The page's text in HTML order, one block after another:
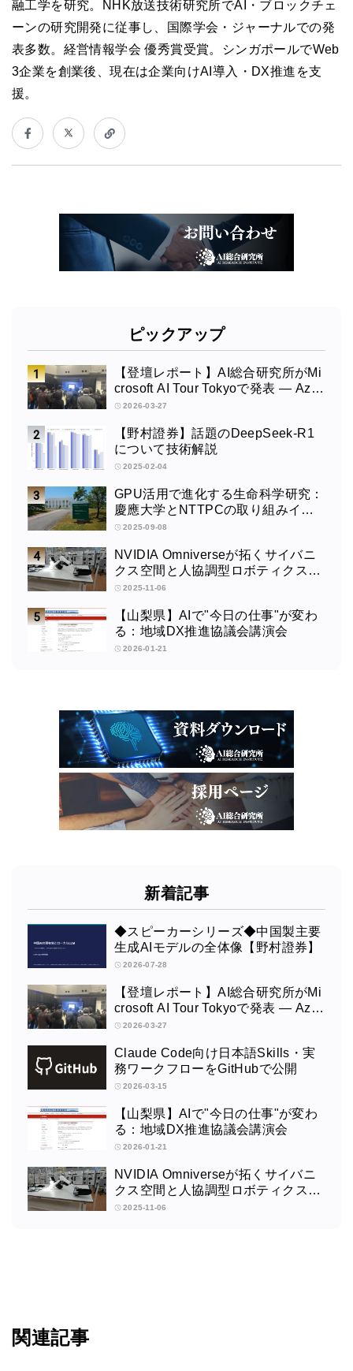
融工学を研究。NHK放送技術研究所でAI・ブロックチェ
ーンの研究開発に従事し、国際学会・ジャーナルでの発
表多数。経営情報学会 優秀賞受賞。シンガポールでWeb
3企業を創業後、現在は企業向けAI導入・DX推進を支
援。
ピックアップ
【登壇レポート】AI総合研究所がMi
crosoft AI Tour Tokyoで発表 ― Azur
e OpenAI × Fabric × TeamsによるAI
2026-03-27
【野村證券】話題のDeepSeek-R1
について技術解説
2025-02-04
GPU活用で進化する生命科学研究：
慶應大学とNTTPCの取り組みイン
タビュー
2025-09-08
NVIDIA Omniverseが拓くサイバニ
クス空間と人協調型ロボティクスの
未来：筑波大学サイバニクス研究セ
2025-11-06
【山梨県】AIで"今日の仕事"が変わ
る：地域DX推進協議会講演会
2026-01-21
新着記事
◆スピーカーシリーズ◆中国製主要
生成AIモデルの全体像【野村證券】
2026-07-28
【登壇レポート】AI総合研究所がMi
crosoft AI Tour Tokyoで発表 ― Azur
e OpenAI × Fabric × TeamsによるAI
2026-03-27
Claude Code向け日本語Skills・実
務ワークフローをGitHubで公開
2026-03-15
【山梨県】AIで"今日の仕事"が変わ
る：地域DX推進協議会講演会
2026-01-21
NVIDIA Omniverseが拓くサイバニ
クス空間と人協調型ロボティクスの
未来：筑波大学サイバニクス研究セ
2025-11-06
関連記事